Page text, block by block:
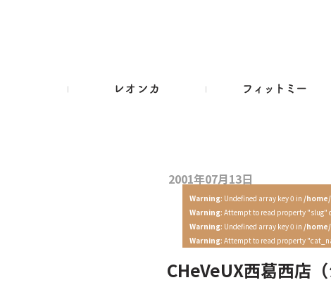
2001年07月13日
Warning: Undefined array key 0 in /
Warning: Attempt to read property "slug"
Warning: Undefined array key 0 in /
Warning: Attempt to read property
CHeVeUX西葛西店（